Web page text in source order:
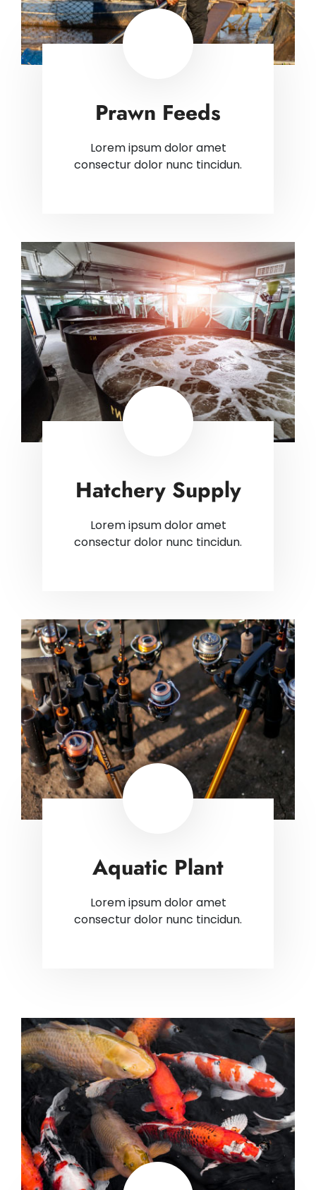
Prawn Feeds
Lorem ipsum dolor amet
consectur dolor nunc tincidun.
Hatchery Supply
Lorem ipsum dolor amet
consectur dolor nunc tincidun.
Aquatic Plant
Lorem ipsum dolor amet
consectur dolor nunc tincidun.